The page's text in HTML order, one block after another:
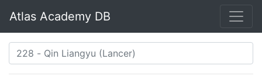
Atlas Academy DB